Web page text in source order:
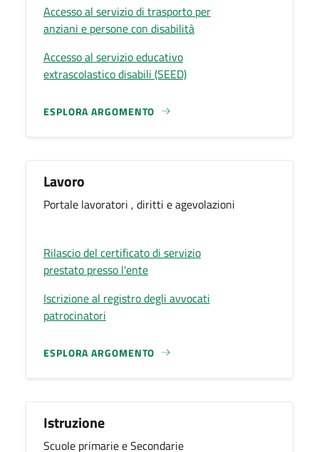
Accesso al servizio di trasporto per
anziani e persone con disabilità
Accesso al servizio educativo
extrascolastico disabili (SEED)
ESPLORA ARGOMENTO
Lavoro
Portale lavoratori , diritti e agevolazioni
Rilascio del certificato di servizio
prestato presso l'ente
Iscrizione al registro degli avvocati
patrocinatori
ESPLORA ARGOMENTO
Istruzione
Scuole primarie e Secondarie